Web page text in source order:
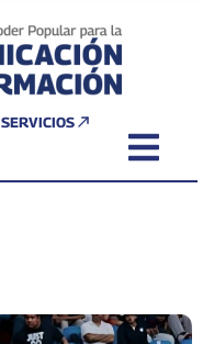
SERVICIOS